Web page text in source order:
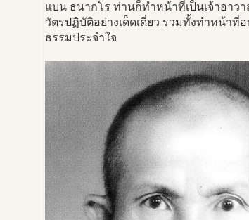
แบน ธนากโร ท่านก็ทำหน้าที่เป็นเจ้าอาว
วัตรปฏิบัติอย่างเด็ดเดี่ยว รวมทั้งทำหน้า
ธรรมประจำใจ